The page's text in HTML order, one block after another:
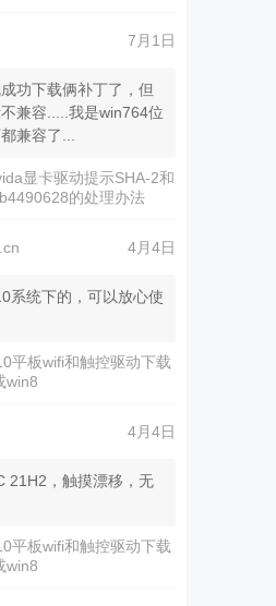
7月1日
功下载俩补丁了，但
兼容.....我是win764位
兼容了...
显卡驱动提示SHA-2和
的处理办法
4月4日
系统下的，可以放心使
平板wifi和触控驱动下载
win8
4月4日
21H2，触摸漂移，无
平板wifi和触控驱动下载
win8